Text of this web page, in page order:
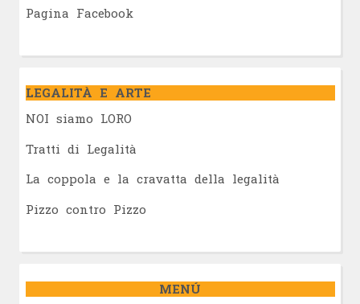
Pagina Facebook
LEGALITÀ E ARTE
NOI siamo LORO
Tratti di Legalità
La coppola e la cravatta della legalità
Pizzo contro Pizzo
MENÚ